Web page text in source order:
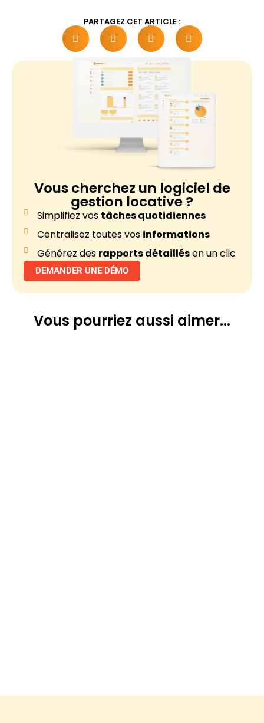
PARTAGEZ CET ARTICLE :
Vous cherchez un logiciel de
gestion locative ?
Simplifiez vos tâches quotidiennes
Centralisez toutes vos informations
Générez des rapports détaillésen un clic
DEMANDER UNE DÉMO
Vous pourriez aussi aimer...